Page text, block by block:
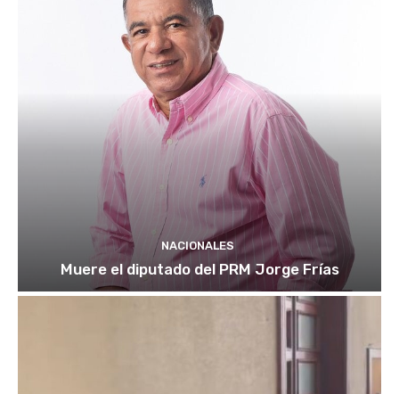
NACIONALES
Muere el diputado del PRM Jorge Frías